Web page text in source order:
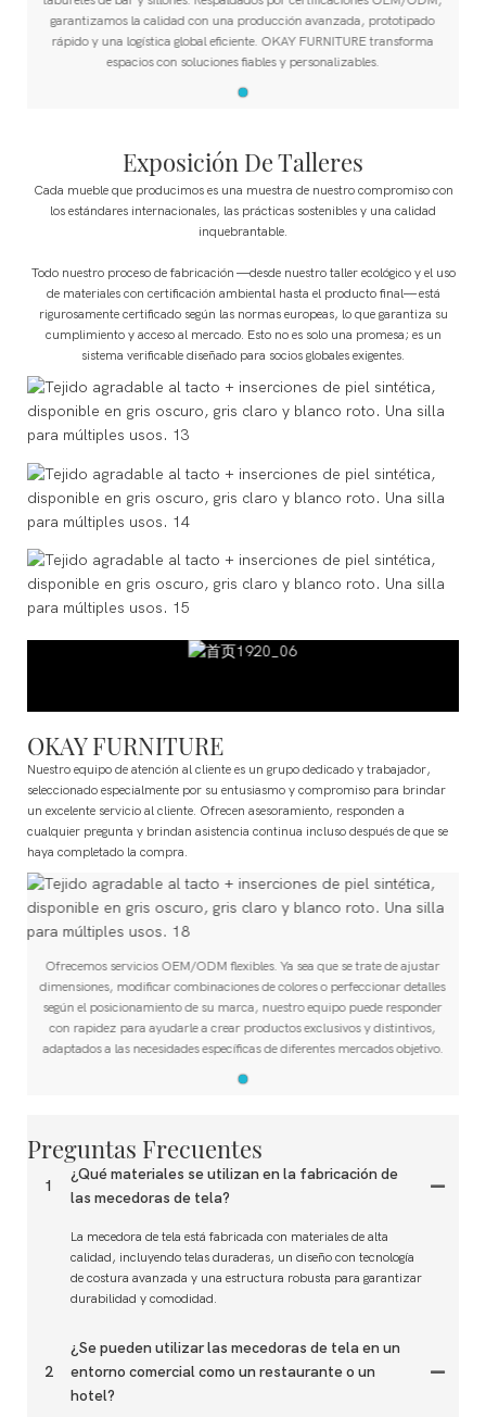
garantizamos la calidad con una producción avanzada, prototipado
rápido y una logística global eficiente. OKAY FURNITURE transforma
espacios con soluciones fiables y personalizables.
Exposición De Talleres
Cada mueble que producimos es una muestra de nuestro compromiso con
los estándares internacionales, las prácticas sostenibles y una calidad
inquebrantable.
Todo nuestro proceso de fabricación —desde nuestro taller ecológico y el uso
de materiales con certificación ambiental hasta el producto final— está
rigurosamente certificado según las normas europeas, lo que garantiza su
cumplimiento y acceso al mercado. Esto no es solo una promesa; es un
sistema verificable diseñado para socios globales exigentes.
OKAY FURNITURE
Nuestro equipo de atención al cliente es un grupo dedicado y trabajador,
seleccionado especialmente por su entusiasmo y compromiso para brindar
un excelente servicio al cliente. Ofrecen asesoramiento, responden a
cualquier pregunta y brindan asistencia continua incluso después de que se
haya completado la compra.
Ofrecemos servicios OEM/ODM flexibles. Ya sea que se trate de ajustar
dimensiones, modificar combinaciones de colores o perfeccionar detalles
según el posicionamiento de su marca, nuestro equipo puede responder
con rapidez para ayudarle a crear productos exclusivos y distintivos,
adaptados a las necesidades específicas de diferentes mercados objetivo.
Preguntas Frecuentes
1
¿Qué materiales se utilizan en la fabricación de
las mecedoras de tela?
La mecedora de tela está fabricada con materiales de alta
calidad, incluyendo telas duraderas, un diseño con tecnología
de costura avanzada y una estructura robusta para garantizar
durabilidad y comodidad.
2
¿Se pueden utilizar las mecedoras de tela en un
entorno comercial como un restaurante o un
hotel?